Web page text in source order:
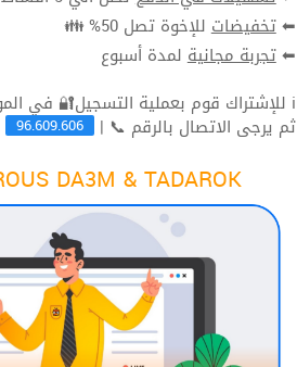
⬅تخفيضاتللإخوة تصل 50% 👪
⬅تجربة مجانيةلمدة أسبوع
ℹ للإشتراك قوم بعملية التسجيل🔐 في الموقع |
ثم يرجى الاتصال بالرقم 📞 | 96.609.606
DA3M & TADAROK